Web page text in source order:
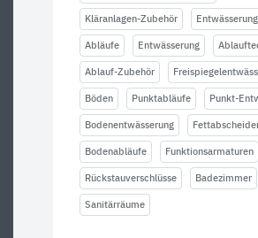
Kläranlagen-Zubehör
Abläufe Entwässerung
Ablauf-Zubehör
Böden Punktabläufe Punkt-
Bodenentwässerung
Bodenabläufe Funktionsarmaturen
Rückstauverschlüsse Badezimmer
Sanitärräume